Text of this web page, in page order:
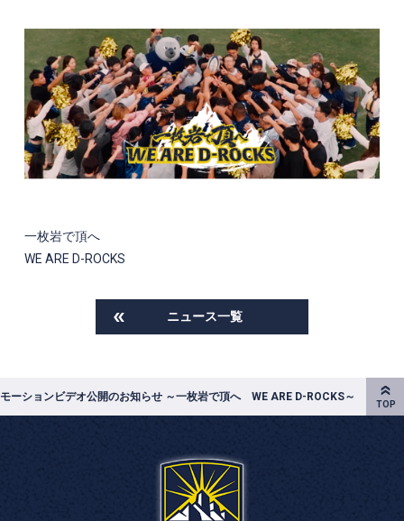
一枚岩で頂へ
WE ARE D-ROCKS
ニュース一覧
ーションビデオ公開のお知らせ ～一枚岩で頂へ WE ARE D-ROCKS～